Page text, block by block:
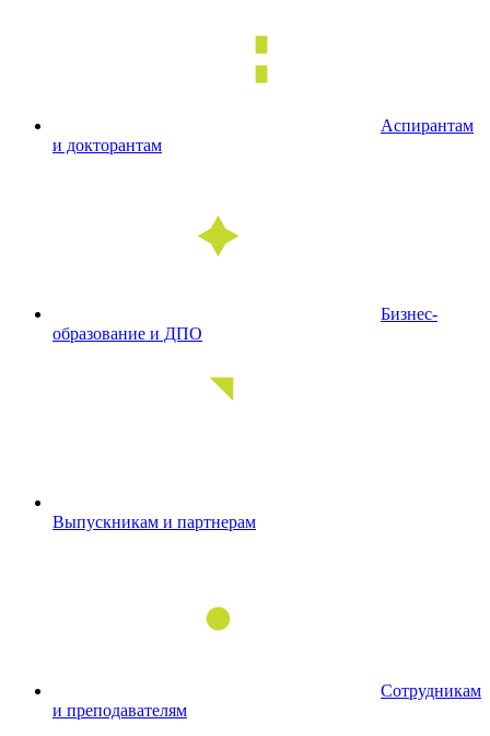
Аспирантам
и докторантам
Бизнес-
образование и ДПО
Выпускникам и партнерам
Сотрудникам
и преподавателям